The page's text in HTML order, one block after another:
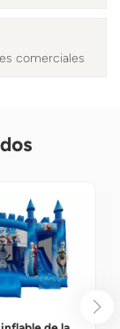
comerciales